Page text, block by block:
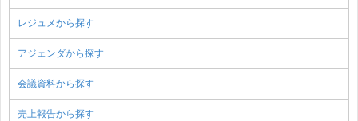
レジュメから探す
アジェンダから探す
会議資料から探す
売上報告から探す